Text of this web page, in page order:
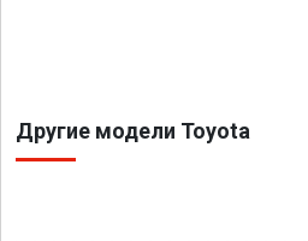
Другие модели Toyota